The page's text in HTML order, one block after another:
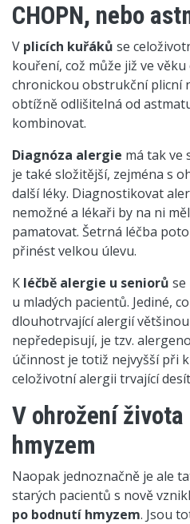
CHOPN, nebo
V plicích kuřáků se
kouření, což může již ve
chronickou obstrukční plicní
obtížně odlišitelná od
kombinovat.
Diagnóza alergie má tak ve
je také složitější, zejména s
další léky. Diagnostikovat
nemožné a lékaři by na ni
pamatovat. Šetrná léčba
přinést velkou úlevu.
K léčbě alergie u seniorů se
u mladých pacientů. Jediné,
dlouhotrvající alergií
nepředepisují, je tzv.
účinnost je totiž nejvyšší při
celoživotní alergii trvající
V ohrožení
hmyzem
Naopak jednoznačně je ale
starých pacientů s nově
po bodnutí hmyzem. Jsou